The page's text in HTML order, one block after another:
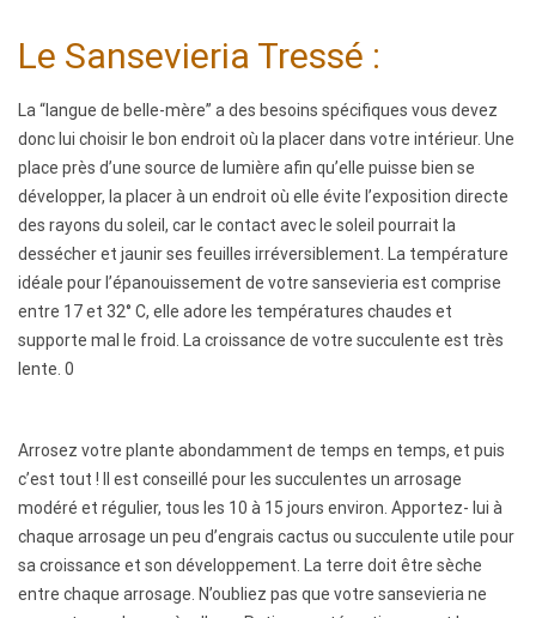
D
e
s
c
r
i
p
i
o
n
Le Sansevieria Tressé :
La “langue de belle-mère” a des besoins spécifiques vous devez
donc lui choisir le bon endroit où la placer dans votre intérieur. Une
place près d’une source de lumière afin qu’elle puisse bien se
développer, la placer à un endroit où elle évite l’exposition directe
des rayons du soleil, car le contact avec le soleil pourrait la
dessécher et jaunir ses feuilles irréversiblement. La température
idéale pour l’épanouissement de votre sansevieria est comprise
entre 17 et 32° C, elle adore les températures chaudes et
supporte mal le froid. La croissance de votre succulente est très
lente. 0
Arrosez votre plante abondamment de temps en temps, et puis
c’est tout ! Il est conseillé pour les succulentes un arrosage
modéré et régulier, tous les 10 à 15 jours environ. Apportez- lui à
chaque arrosage un peu d’engrais cactus ou succulente utile pour
sa croissance et son développement. La terre doit être sèche
entre chaque arrosage. N’oubliez pas que votre sansevieria ne